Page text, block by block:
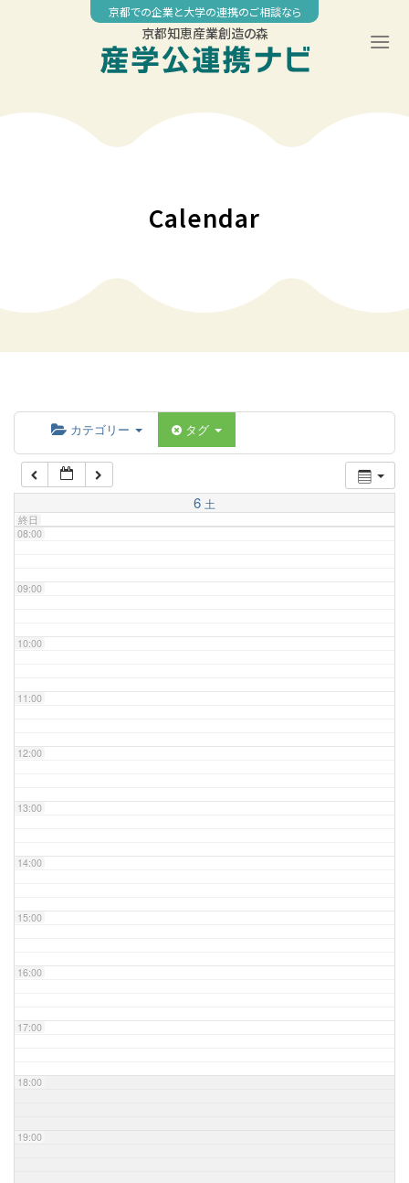
京都での企業と大学の連携のご相談なら
京都知恵産業創造の森
Calendar
カテゴリー タグ
6 土
終日
04:00
07:00
08:00
09:00
10:00
11:00
12:00
13:00
14:00
15:00
16:00
17:00
18:00
19:00